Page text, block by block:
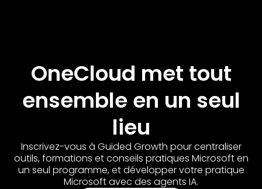
OneCloud met tout
ensemble en un seul
lieu
Inscrivez-vous à Guided Growth pour centraliser
outils, formations et conseils pratiques Microsoft en
un seul programme, et développer votre pratique
Microsoft avec des agents IA.